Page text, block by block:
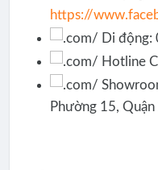
https://
Di động:
Hotline
Phường 15, Quận